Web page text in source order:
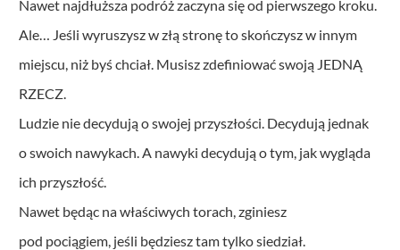
Nawet najdłuższa podróż zaczyna się od pierwszego kroku.
Ale… Jeśli wyruszysz w złą stronę to skończysz w innym
miejscu, niż byś chciał. Musisz zdefiniować swoją JEDNĄ
RZECZ.
Ludzie nie decydują o swojej przyszłości. Decydują jednak
o swoich nawykach. A nawyki decydują o tym, jak wygląda
ich przyszłość.
Nawet będąc na właściwych torach, zginiesz
pod pociągiem, jeśli będziesz tam tylko siedział.